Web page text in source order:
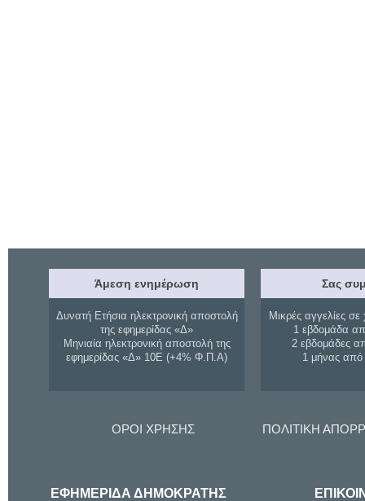
Άμεση ενημέρωση
Δυνατή Ετήσια ηλεκτρονική αποστολή
της εφημερίδας «Δ»
Μηνιαία ηλεκτρονική αποστολή της
εφημερίδας «Δ» 10Ε (+4% Φ.Π.Α)
Σας
Μικρές αγγελίες σε
1 εβδομάδα
2 εβδομάδες
1 μήνας
ΟΡΟΙ ΧΡΗΣΗΣ ΠΟΛΙΤΙΚΗ
ΕΦΗΜΕΡΙΔΑ ΔΗΜΟΚΡΑΤΗΣ